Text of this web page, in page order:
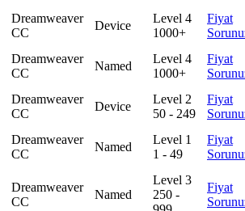
Dreamweaver
CC
Device
Level 4
1000+
Fiyat
Dreamweaver
CC
Named
Level 4
1000+
Fiyat
Dreamweaver
CC
Device
Level 2
50 - 249
Fiyat
Dreamweaver
CC
Named
Level 1
1 - 49
Fiyat
Dreamweaver
CC
Named
Level 3
250 -
Fiyat